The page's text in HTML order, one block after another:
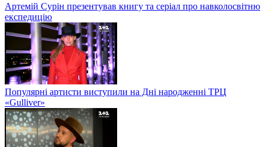
Артемій Сурін презентував книгу та серіал про навколосвітню
експедицію
Популярні артисти виступили на Дні народженні ТРЦ
«Gulliver»